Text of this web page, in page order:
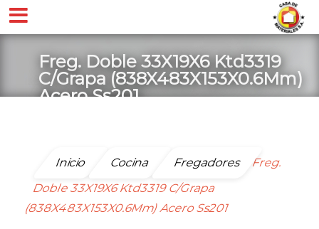
Freg. Doble 33X19X6 Ktd3319
C/Grapa (838X483X153X0.6Mm)
Acero Ss201
Inicio Cocina Fregadores
Freg.
Doble 33X19X6 Ktd3319 C/Grapa
(838X483X153X0.6Mm) Acero Ss201